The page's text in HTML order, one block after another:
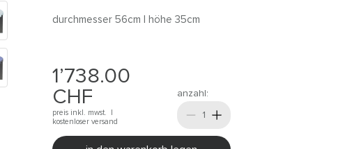
durchmesser 56cm | höhe 35cm
1’738.00
CHF
preis inkl. mwst. |
kostenloser versand
anzahl: